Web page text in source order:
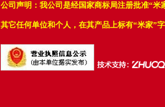
公司声明：我公司是经国家商标局注册批准“米
其它任何单位和个人，在其产品上标有“米家”字